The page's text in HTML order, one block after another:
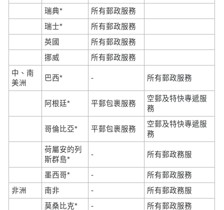
瑞典*
所有郵政服務
瑞士*
所有郵政服務
英國
所有郵政服務
挪威
所有郵政服務
中、南
美洲
巴西* - 所有郵政服務
阿根廷* 平郵包裹服務
空郵及特快專遞服
務
哥倫比亞* 平郵包裹服務
空郵及特快專遞服
務
荷屬安的列
斯群島*
- 所有郵政務服
墨西哥* -
所有郵政服務
非洲
南非 -
所有郵政務服
莫桑比克*
-
所有郵政服務